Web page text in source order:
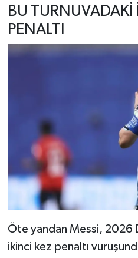
BU
PENALTI
Öte yandan Messi, 2026
ikinci kez penaltı